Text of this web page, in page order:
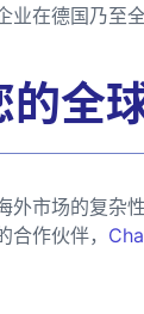
在德国乃至
的全
市场的复杂
作伙伴，